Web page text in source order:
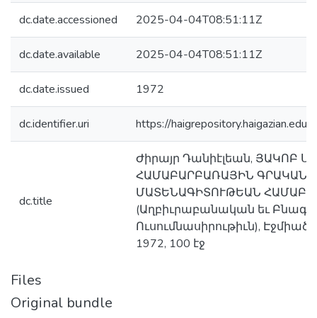
dc.date.accessioned 2025-04-04T08:51:11Z
dc.date.available 2025-04-04T08:51:11Z
dc.date.issued 1972
dc.identifier.uri https://
dc.title
Ժիրայր Դանիէլեան, ՅԱԿՈԲ
ՀԱՄԱԲԱՐԲԱՌԱՅԻՆ
ՄԱՏԵՆԱԳԻՏՈՒԹԵԱՆ
(Աղբիւրաբանական եւ
Ուսումնասիրութիւն),
1972, 100 էջ
Files
Original bundle